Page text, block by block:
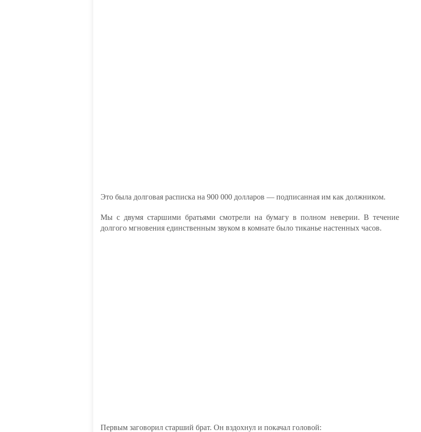
Это была долговая расписка на 900 000 долларов — подписанная им как должником.
Мы с двумя старшими братьями смотрели на бумагу в полном неверии. В течение
долгого мгновения единственным звуком в комнате было тиканье настенных часов.
Первым заговорил старший брат. Он вздохнул и покачал головой: